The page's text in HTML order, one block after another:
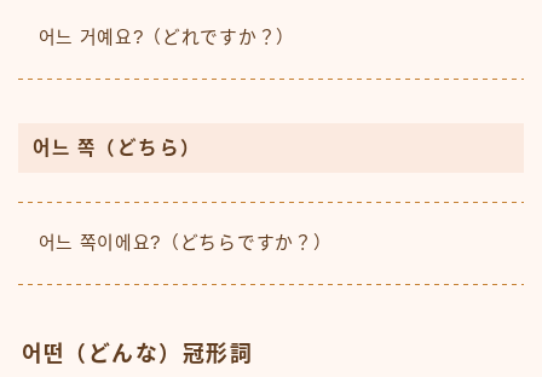
어느 거예요?（どれですか？）
어느 쪽（どちら）
어느 쪽이에요?（どちらですか？）
어떤（どんな）冠形詞